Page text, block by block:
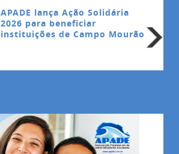
APADE lança Ação Solidária
2026 para beneficiar
instituições de Campo Mourão